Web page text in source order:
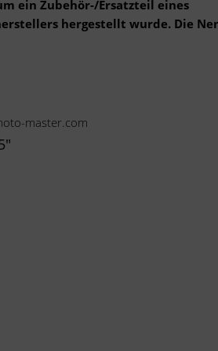
ein Zubehör-/Ersatzteil eines
hergestellt wurde. Die
master.com